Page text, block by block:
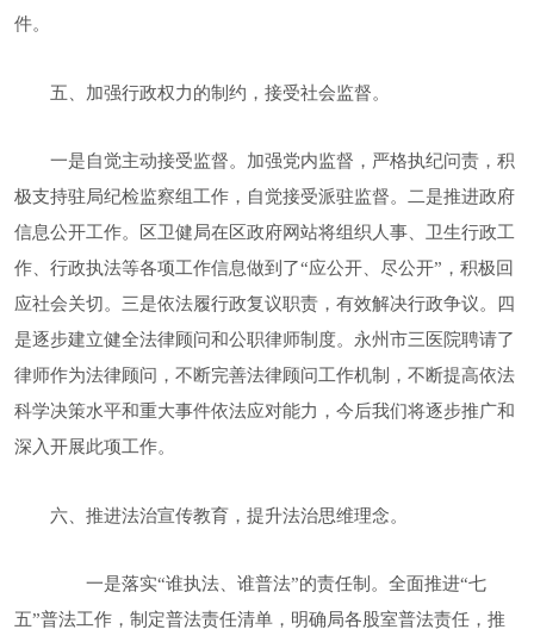
件。
五、加强行政权力的制约，接受社会监督。
一是自觉主动接受监督。加强党内监督，严格执纪问责，积
极支持驻局纪检监察组工作，自觉接受派驻监督。二是推进政府
信息公开工作。
区卫健局在区政府网站将组织人事、卫生行政工
作、行政执法等各项工作信息做到 了“应公开、尽公开”，积极回
应社会关切。三是依法履行政复议职责，有效解决行政争议。四
是逐步建立健全法律顾问和公职律师制度。 永州市三医院聘请了
律师作为法律顾问，不断完善法律顾问工作机制，不断提高依法
科学决策水平和重大事件依法应对能力 ，今后我们将逐步推广和
深入开展此项工作。
六 、推进法治宣传教育，提升法治思维理念。
一是落实“谁执法、谁普法”的责任制。全面推进“七
五”普法工作，制定普法责任清单，明确局各 股室普法责任，推